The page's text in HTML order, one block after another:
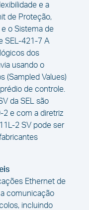
e a
de Proteção,
o Sistema de
SEL-421-7 A
dos
usando o
(Sampled Values)
de controle.
da SEL são
2 e com a diretriz
2 SV pode ser
Ethernet de
comunicação
incluindo